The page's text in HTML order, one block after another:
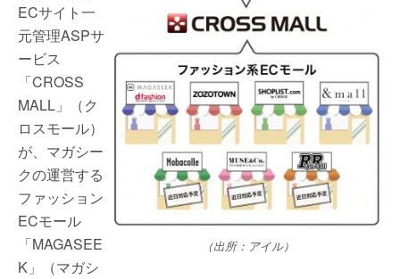
（出所：アイル）
ECサイト一
元管理ASPサ
ービス
「CROSS
MALL」（ク
ロスモール）
が、マガシー
クの運営する
ファッション
ECモール
「MAGASEE
K」（マガシ